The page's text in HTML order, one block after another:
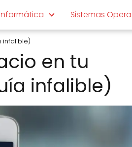
Sistemas
infalible)
en tu
infalible)